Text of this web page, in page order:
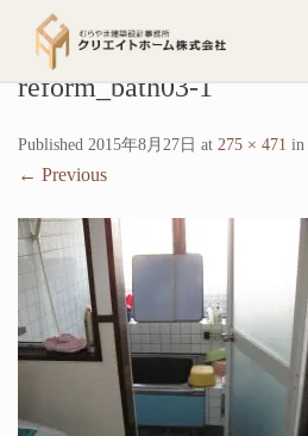
reform_bath03-1
Published 2015年8月27日 at 275 × 471 in
← Previous